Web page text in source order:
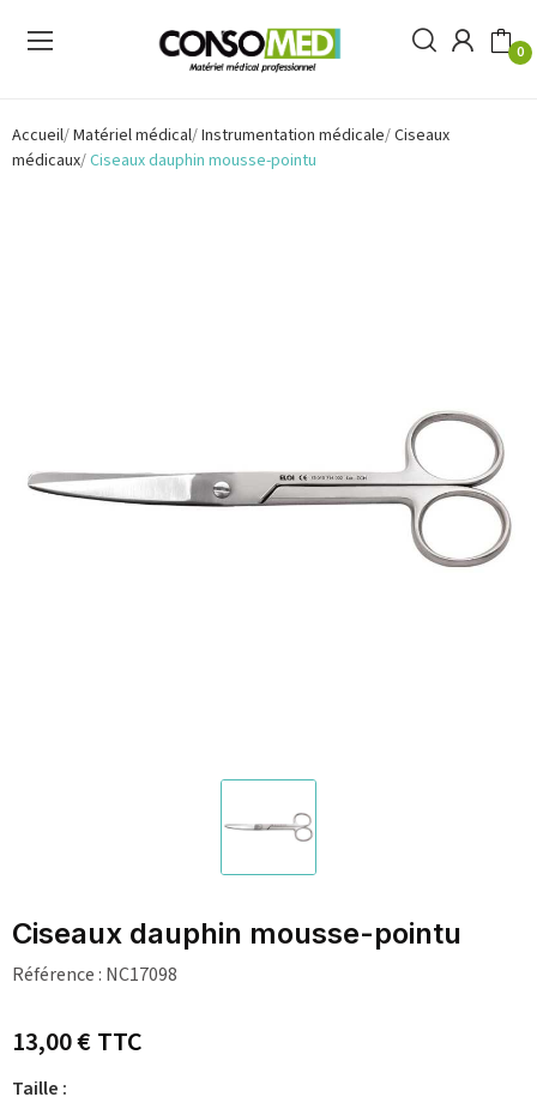
0
Accueil Matériel médical Instrumentation médicale Ciseaux
médicaux Ciseaux dauphin mousse-pointu
Ciseaux dauphin mousse-pointu
Référence : NC17098
13,00 €TTC
Taille :